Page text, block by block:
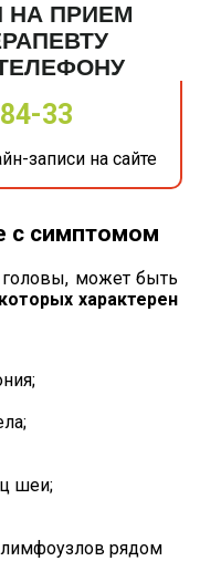
НА ПРИЕМ
33
записи на сайте
с симптомом
головы, может быть
характерен
шеи;
рядом